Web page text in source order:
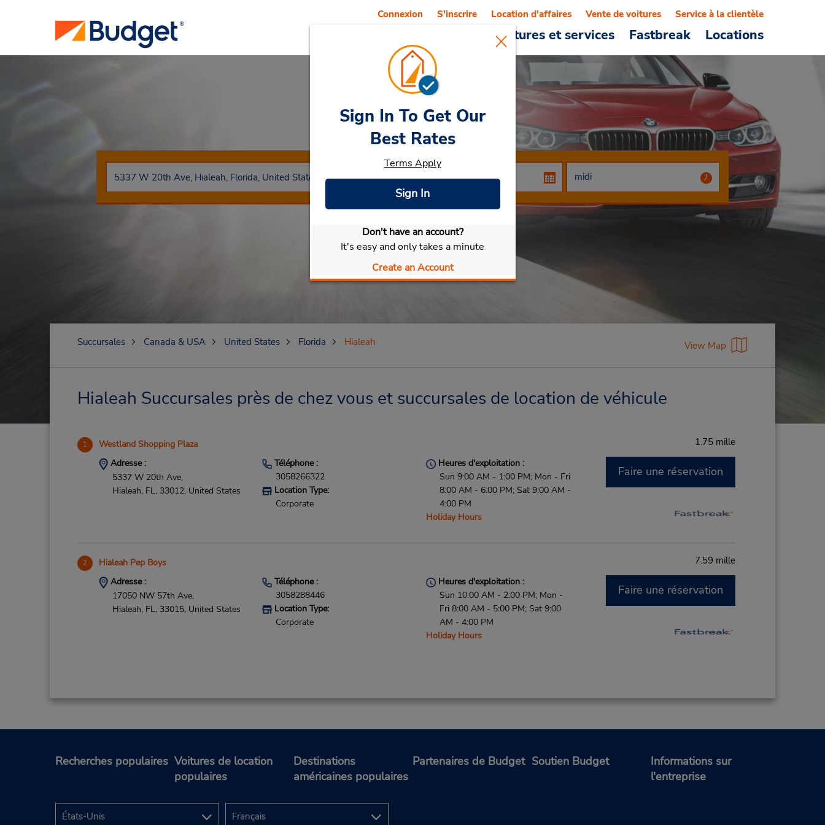
Voitures et services Fastbreak Locations
Connexion S'inscrire Location d'affaires Vente de voitures Service à la clientèle
Car RentalHialeah
Sélectionner ma voiture
Sign In To Get Our
Best Rates
Terms Apply
Sign In
Don't have an account?
It's easy and only takes a minute
Create an Account
Succursales Canada & USA United States Florida Hialeah View Map
Hialeah Succursales près de chez vous et succursales de location de véhicule
1 Westland Shopping Plaza 1.75 mille
Adresse :
5337 W 20th Ave,
Hialeah, FL, 33012, United States
Téléphone :
3058266322
Location Type:
Corporate
Heures d'exploitation :
Sun 9:00 AM - 1:00 PM; Mon - Fri
8:00 AM - 6:00 PM; Sat 9:00 AM -
4:00 PM
Holiday Hours
Faire une réservation
2 Hialeah Pep Boys 7.59 mille
Adresse :
17050 NW 57th Ave,
Hialeah, FL, 33015, United States
Téléphone :
3058288446
Location Type:
Corporate
Heures d'exploitation :
Sun 10:00 AM - 2:00 PM; Mon -
Fri 8:00 AM - 5:00 PM; Sat 9:00
AM - 4:00 PM
Holiday Hours
Faire une réservation
Recherches populaires Voitures de location
populaires
Destinations
américaines populaires
Partenaires de Budget Soutien Budget
Informations sur
l'entreprise